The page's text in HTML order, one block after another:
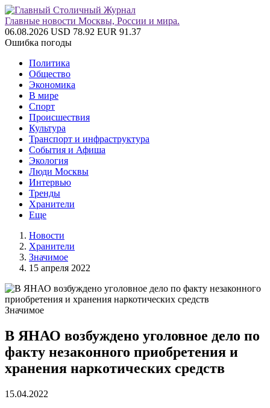
Главные новости Москвы, России и мира.
06.08.2026 USD 78.92 EUR 91.37
Ошибка погоды
Политика
Общество
Экономика
В мире
Спорт
Происшествия
Культура
Транспорт и инфраструктура
События и Афиша
Экология
Люди Москвы
Интервью
Тренды
Хранители
Еще
Новости
Хранители
Значимое
15 апреля 2022
Значимое
В ЯНАО возбуждено уголовное дело по
факту незаконного приобретения и
хранения наркотических средств
15.04.2022